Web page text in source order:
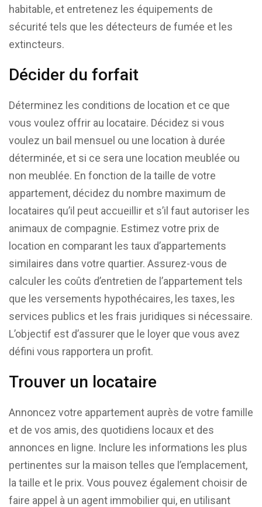
habitable, et entretenez les équipements de
sécurité tels que les détecteurs de fumée et les
extincteurs.
Décider du forfait
Déterminez les conditions de location et ce que
vous voulez offrir au locataire. Décidez si vous
voulez un bail mensuel ou une location à durée
déterminée, et si ce sera une location meublée ou
non meublée. En fonction de la taille de votre
appartement, décidez du nombre maximum de
locataires qu’il peut accueillir et s’il faut autoriser les
animaux de compagnie. Estimez votre prix de
location en comparant les taux d’appartements
similaires dans votre quartier. Assurez-vous de
calculer les coûts d’entretien de l’appartement tels
que les versements hypothécaires, les taxes, les
services publics et les frais juridiques si nécessaire.
L’objectif est d’assurer que le loyer que vous avez
défini vous rapportera un profit.
Trouver un locataire
Annoncez votre appartement auprès de votre famille
et de vos amis, des quotidiens locaux et des
annonces en ligne. Inclure les informations les plus
pertinentes sur la maison telles que l’emplacement,
la taille et le prix. Vous pouvez également choisir de
faire appel à un agent immobilier qui, en utilisant